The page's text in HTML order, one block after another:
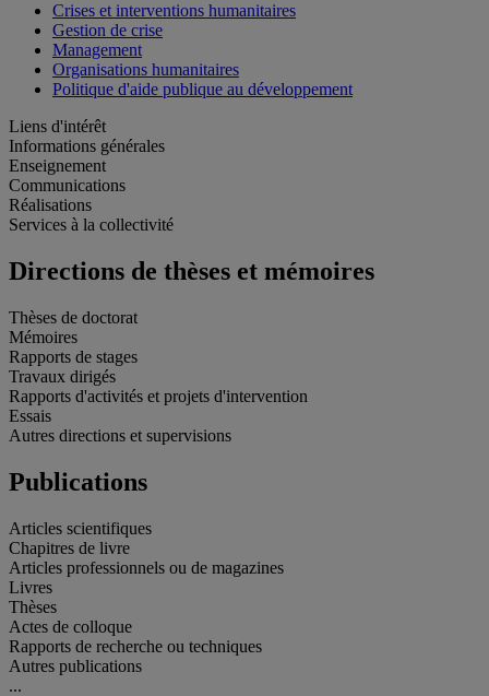
Crises et interventions humanitaires
Gestion de crise
Management
Organisations humanitaires
Politique d'aide publique au développement
Liens d'intérêt
Informations générales
Enseignement
Communications
Réalisations
Services à la collectivité
Directions de thèses et mémoires
Thèses de doctorat
Mémoires
Rapports de stages
Travaux dirigés
Rapports d'activités et projets d'intervention
Essais
Autres directions et supervisions
Publications
Articles scientifiques
Chapitres de livre
Articles professionnels ou de magazines
Livres
Thèses
Actes de colloque
Rapports de recherche ou techniques
Autres publications
...